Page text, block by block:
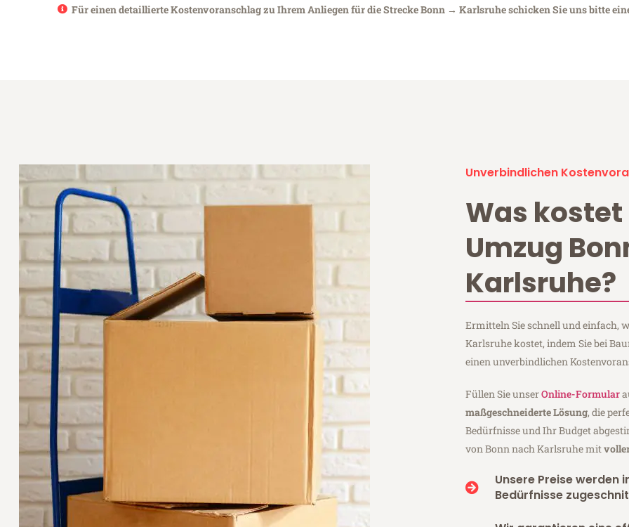
Für einen detaillierte Kostenvoranschlag zu Ihrem Anliegen für die Strecke Bonn → Karlsruhe schicken Sie uns bitte
Unverbindlichen
Was kostet
Umzug
Karlsruhe?
Ermitteln Sie schnell und einfach,
Karlsruhe kostet, indem Sie bei
einen unverbindlichen
Füllen Sie unserOnline-Formular
maßgeschneiderte Lösung, die
Bedürfnisse und Ihr Budget
von Bonn nach Karlsruhe mit
Unsere Preise werden
Bedürfnisse